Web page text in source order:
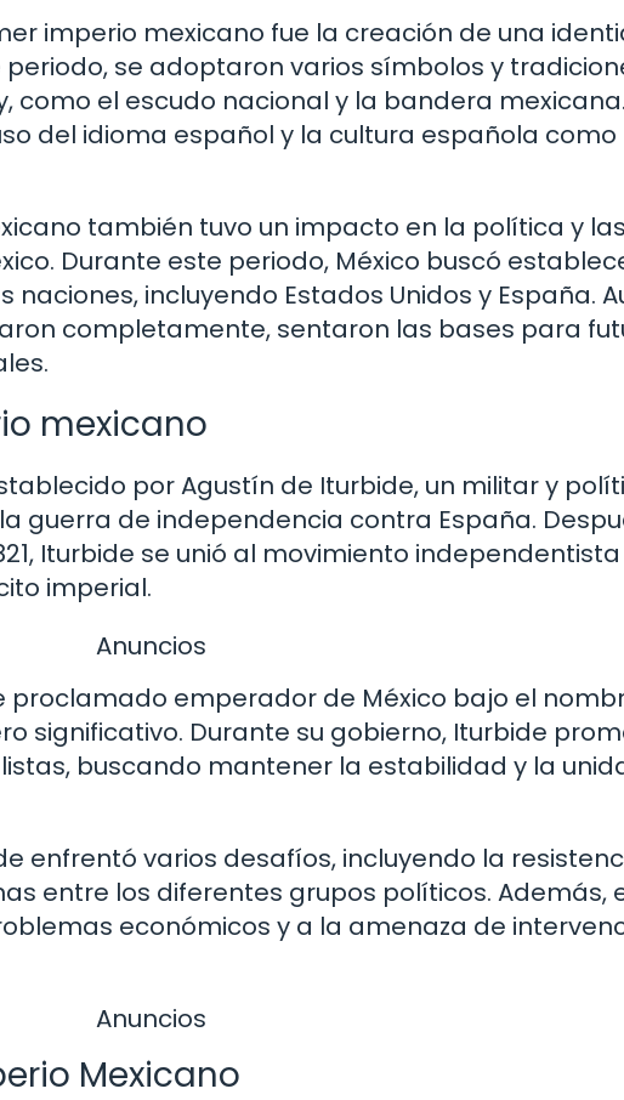
imperio mexicano fue la creación de una
se adoptaron varios símbolos y
como el escudo nacional y la bandera mexicana.
del idioma español y la cultura española
también tuvo un impacto en la política y las
Durante este periodo, México buscó
incluyendo Estados Unidos y España.
completamente, sentaron las bases para
mexicano
por Agustín de Iturbide, un militar y
guerra de independencia contra España.
Iturbide se unió al movimiento
imperial.
Anuncios
proclamado emperador de México bajo el
significativo. Durante su gobierno, Iturbide
buscando mantener la estabilidad y la
enfrentó varios desafíos, incluyendo la
entre los diferentes grupos políticos. Además,
económicos y a la amenaza de
Anuncios
Mexicano